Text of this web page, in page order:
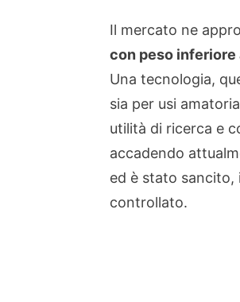
Il mercato ne
con peso inferiore
Una tecnologia,
sia per usi
utilità di ricerca e
accadendo
ed è stato sancito,
controllato.